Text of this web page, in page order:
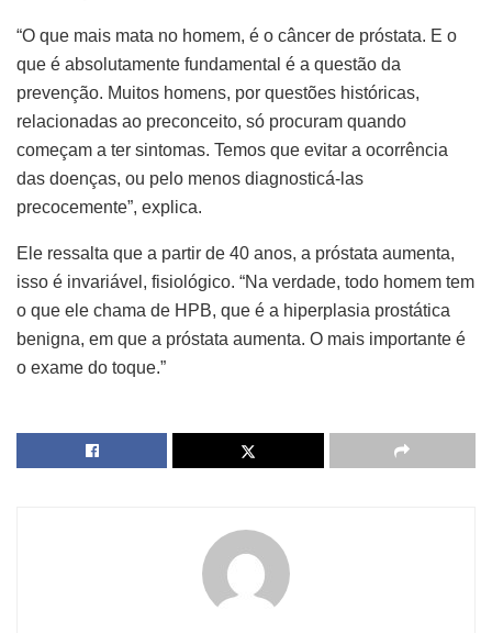
“O que mais mata no homem, é o câncer de próstata. E o
que é absolutamente fundamental é a questão da
prevenção. Muitos homens, por questões históricas,
relacionadas ao preconceito, só procuram quando
começam a ter sintomas. Temos que evitar a ocorrência
das doenças, ou pelo menos diagnosticá-las
precocemente”, explica.
Ele ressalta que a partir de 40 anos, a próstata aumenta,
isso é invariável, fisiológico. “Na verdade, todo homem tem
o que ele chama de HPB, que é a hiperplasia prostática
benigna, em que a próstata aumenta. O mais importante é
o exame do toque.”